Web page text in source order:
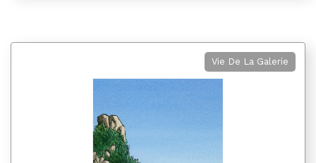
Vie De La Galerie